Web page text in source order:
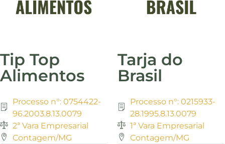
Tip Top
Alimentos
Processo n°: 0754422-
96.2003.8.13.0079
2ª Vara Empresarial
Contagem/MG
Tarja do
Brasil
Processo n°: 0215933-
28.1995.8.13.0079
1ª Vara Empresarial
Contagem/MG